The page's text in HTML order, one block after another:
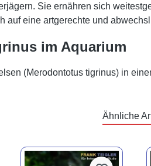
Sie ernähren sich
eine artgerechte und
im Aquarium
(Merodontotus tigrinus) in
Ähnliche